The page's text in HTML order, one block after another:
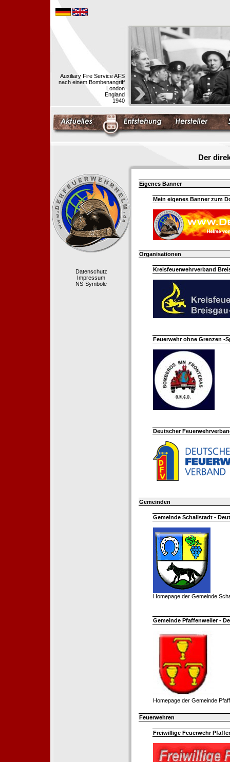
Auxiliary Fire Service AFS
nach einem Bombenangriff
London
England
1940
Der
Datenschutz
Impressum
NS-Symbole
Eigenes Banner
Mein eigenes Banner zum
Organisationen
Kreisfeuerwehrverband
Feuerwehr ohne Grenzen -
Deutscher
Gemeinden
Gemeinde Schallstadt -
Homepage der Gemeinde
Gemeinde Pfaffenweiler -
Homepage der Gemeinde
Feuerwehren
Freiwillige Feuerwehr